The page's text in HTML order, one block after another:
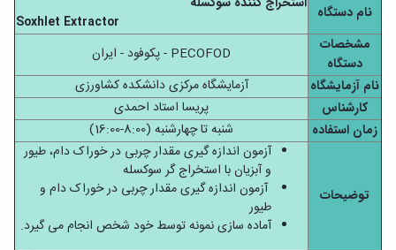
نام دستگاه
Soxhlet Extractor
مشخصات
دستگاه
PECOFOD - پکوفود - ایران
نام آزمایشگاه آزمایشگاه مرکزی دانشکده کشاورزی
کارشناس پریسا استاد احمدی
زمان استفاده شنبه تا چهارشنبه (8:00-16:00)
توضیحات
آزمون اندازه گیری مقدار چربی در خوراک دام، طیور
و آبزیان با استخراج گر سوکسله
آزمون اندازه گیری مقدار چربی در خوراک دام و
طیور
آماده سازی نمونه توسط خود شخص انجام می گیرد.